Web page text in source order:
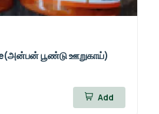
பூண்டு ஊறுகாய்)
Add